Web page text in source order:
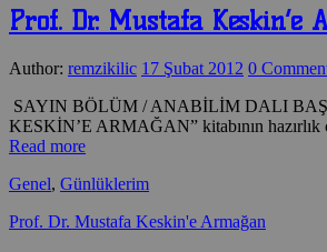
Prof. Dr. Mustafa Keskin’e
Author: remzikilic 17 Şubat 2012 0
SAYIN BÖLÜM / ANABİLİM DALI
KESKİN’E ARMAĞAN” kitabının hazırlık
Read more
Genel, Günlüklerim
Prof. Dr. Mustafa Keskin'e Armağan